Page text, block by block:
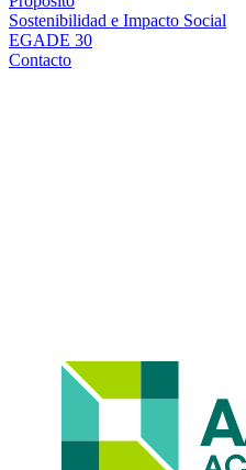
Sostenibilidad e Impacto Social
EGADE 30
Contacto